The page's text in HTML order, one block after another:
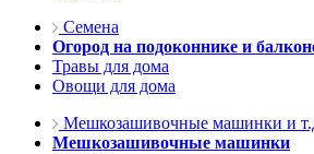
Семена
Огород на подоконнике и
Травы для дома
Овощи для дома
Мешкозашивочные машинки и
Мешкозашивочные машинки